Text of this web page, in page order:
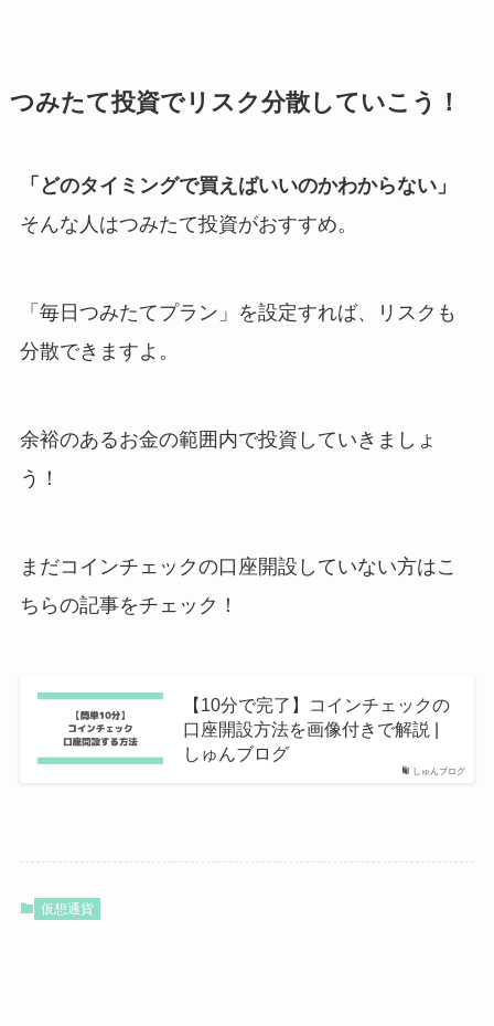
つみたて投資でリスク分散していこう！
「どのタイミングで買えばいいのかわからない」
そんな人はつみたて投資がおすすめ。
「毎日つみたてプラン」を設定すれば、リスクも
分散できますよ。
余裕のあるお金の範囲内で投資していきましょ
う！
まだコインチェックの口座開設していない方はこ
ちらの記事をチェック！
しゅんブログ
【10分で完了】コインチェックの
口座開設方法を画像付きで解説 |
しゅんブログ
仮想通貨